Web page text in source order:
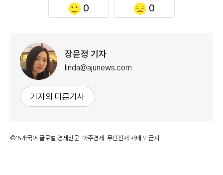
0 0
장윤정 기자
linda@ajunews.com
기자의 다른기사
©'5개국어 글로벌 경제신문' 아주경제. 무단전재·재배포 금지